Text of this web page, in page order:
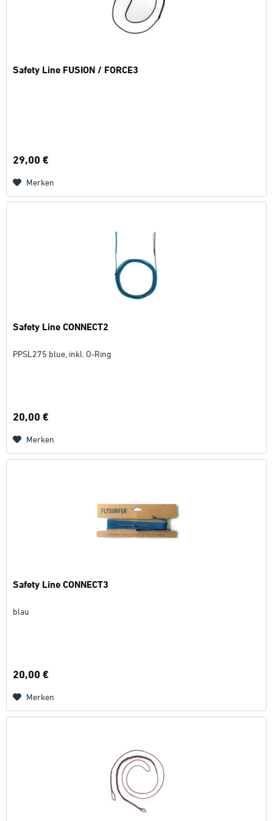
Safety Line FUSION / FORCE3
29,00 €
Merken
Safety Line CONNECT2
PPSL275 blue, inkl. O-Ring
20,00 €
Merken
Safety Line CONNECT3
blau
20,00 €
Merken